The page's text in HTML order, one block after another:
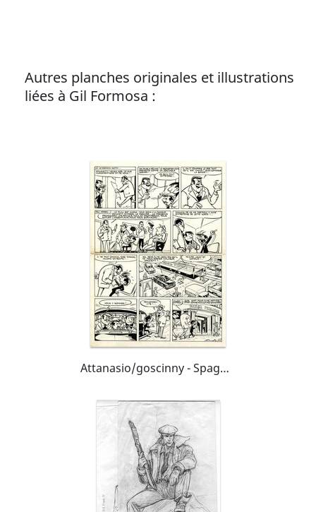
Autres planches originales et illustrations
liées à Gil Formosa :
Attanasio/goscinny - Spaghetti